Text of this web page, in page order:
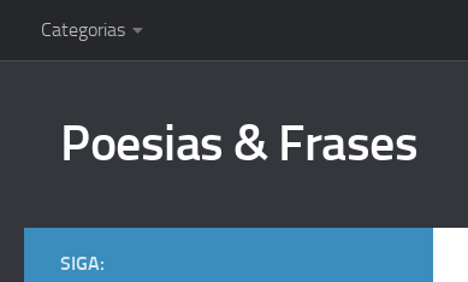
Skip to content
Categorias
Poesias & Frases
SIGA: